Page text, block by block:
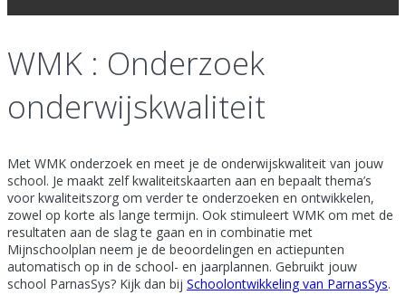
WMK : Onderzoek
onderwijskwaliteit
Met WMK onderzoek en meet je de onderwijskwaliteit van jouw
school. Je maakt zelf kwaliteitskaarten aan en bepaalt thema’s
voor kwaliteitszorg om verder te onderzoeken en ontwikkelen,
zowel op korte als lange termijn. Ook stimuleert WMK om met de
resultaten aan de slag te gaan en in combinatie met
Mijnschoolplan neem je de beoordelingen en actiepunten
automatisch op in de school- en jaarplannen. Gebruikt jouw
school ParnasSys? Kijk dan bij Schoolontwikkeling van ParnasSys.